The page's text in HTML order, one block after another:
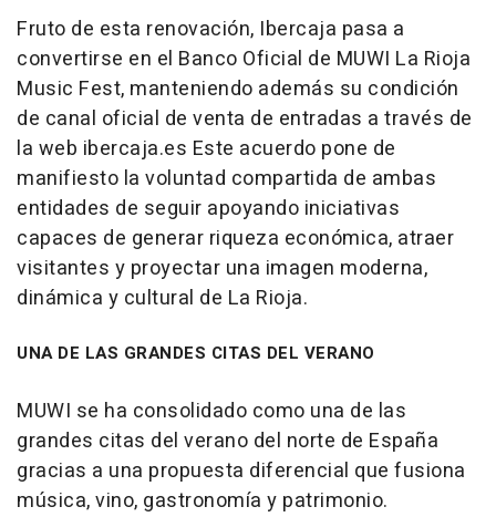
Fruto de esta renovación, Ibercaja pasa a
convertirse en el Banco Oficial de MUWI La Rioja
Music Fest, manteniendo además su condición
de canal oficial de venta de entradas a través de
la web ibercaja.es Este acuerdo pone de
manifiesto la voluntad compartida de ambas
entidades de seguir apoyando iniciativas
capaces de generar riqueza económica, atraer
visitantes y proyectar una imagen moderna,
dinámica y cultural de La Rioja.
UNA DE LAS GRANDES CITAS DEL VERANO
MUWI se ha consolidado como una de las
grandes citas del verano del norte de España
gracias a una propuesta diferencial que fusiona
música, vino, gastronomía y patrimonio.